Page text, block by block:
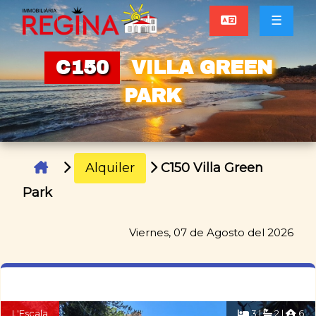
C150
VILLA GREEN
PARK
☰
Alquiler
C150 Villa Green
Park
Viernes, 07 de Agosto del 2026
L'Escala 3 | 2 | 6